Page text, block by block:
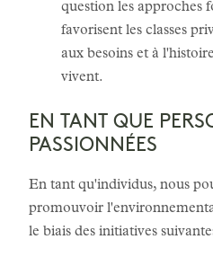
question les approches
favorisent les classes
aux besoins et à
vivent.
EN TANT QUE
PASSIONNÉES
En tant qu'individus, nous
promouvoir
le biais des initiatives